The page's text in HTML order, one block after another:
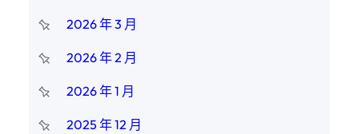
2026 年 3 月
2026 年 2 月
2026 年 1 月
2025 年 12 月